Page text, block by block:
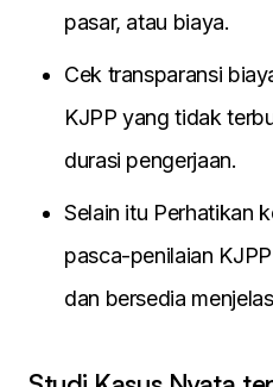
pasar, atau biaya.
Cek transparansi
KJPP yang tidak
durasi pengerjaan.
Selain itu Perhatikan
pasca-penilaian
dan bersedia